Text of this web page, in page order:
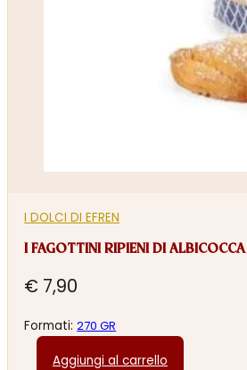
I DOLCI DI EFREN
I FAGOTTINI RIPIENI DI ALBICOCCA
€ 7,90
Formati:270 GR
Aggiungi al carrello